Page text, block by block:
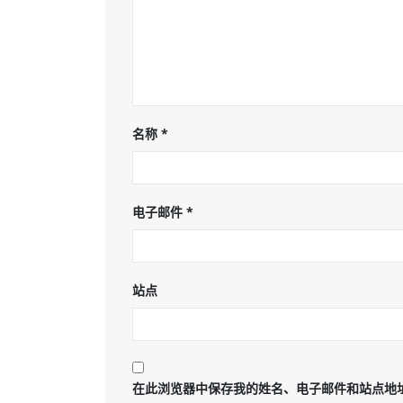
名称 *
电子邮件 *
站点
在此浏览器中保存我的姓名、电子邮件和站点地